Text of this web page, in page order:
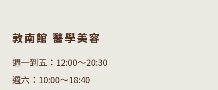
敦南館 醫學美容
週一到五：12:00～20:30
週六：10:00～18:40